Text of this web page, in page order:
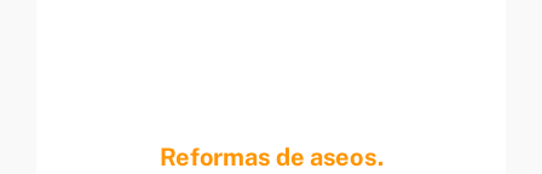
Reformas de aseos.